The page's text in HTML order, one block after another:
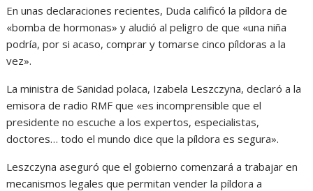
En unas declaraciones recientes, Duda calificó la píldora de
«bomba de hormonas» y aludió al peligro de que «una niña
podría, por si acaso, comprar y tomarse cinco píldoras a la
vez».
La ministra de Sanidad polaca, Izabela Leszczyna, declaró a la
emisora de radio RMF que «es incomprensible que el
presidente no escuche a los expertos, especialistas,
doctores… todo el mundo dice que la píldora es segura».
Leszczyna aseguró que el gobierno comenzará a trabajar en
mecanismos legales que permitan vender la píldora a